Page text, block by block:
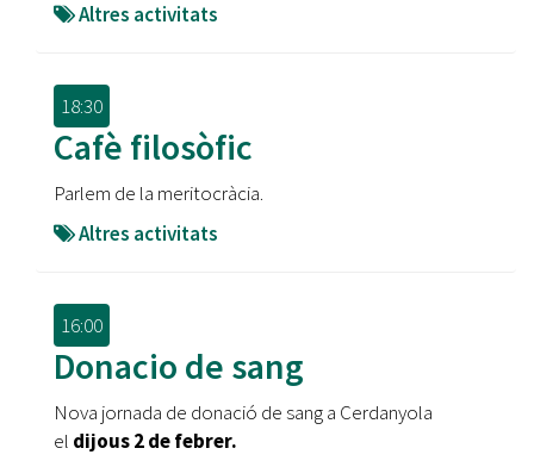
Altres activitats
18:30
Cafè filosòfic
Parlem de la meritocràcia.
Altres activitats
16:00
Donacio de sang
Nova jornada de donació de sang a Cerdanyola
el dijous 2 de febrer.